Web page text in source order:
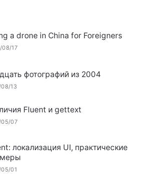
a drone in China for Foreigners
08/17
фотографий из 2004
08/13
Fluent и gettext
05/07
локализация UI, практические
01